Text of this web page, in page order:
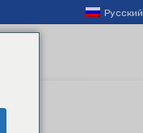
Русский